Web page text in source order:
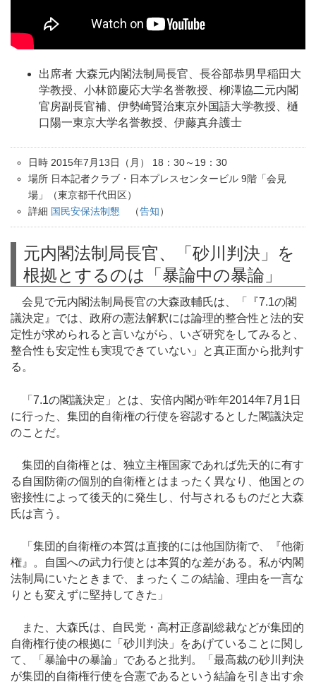
出席者 大森元内閣法制局長官、長谷部恭男早稲田大
学教授、小林節慶応大学名誉教授、柳澤協二元内閣
官房副長官補、伊勢崎賢治東京外国語大学教授、樋
口陽一東京大学名誉教授、伊藤真弁護士
日時 2015年7月13日（月） 18：30～19：30
場所 日本記者クラブ・日本プレスセンタービル 9階「会見
場」（東京都千代田区）
詳細 国民安保法制懇 （告知）
元内閣法制局長官、「砂川判決」を
根拠とするのは「暴論中の暴論」
会見で元内閣法制局長官の大森政輔氏は、「『7.1の閣
議決定』では、政府の憲法解釈には論理的整合性と法的安
定性が求められると言いながら、いざ研究をしてみると、
整合性も安定性も実現できていない」と真正面から批判す
る。
「7.1の閣議決定」とは、安倍内閣が昨年2014年7月1日
に行った、集団的自衛権の行使を容認するとした閣議決定
のことだ。
集団的自衛権とは、独立主権国家であれば先天的に有す
る自国防衛の個別的自衛権とはまったく異なり、他国との
密接性によって後天的に発生し、付与されるものだと大森
氏は言う。
「集団的自衛権の本質は直接的には他国防衛で、『他衛
権』。自国への武力行使とは本質的な差がある。私が内閣
法制局にいたときまで、まったくこの結論、理由を一言な
りとも変えずに堅持してきた」
また、大森氏は、自民党・高村正彦副総裁などが集団的
自衛権行使の根拠に「砂川判決」をあげていることに関し
て、「暴論中の暴論」であると批判。「最高裁の砂川判決
が集団的自衛権行使を合憲であるという結論を引き出す余